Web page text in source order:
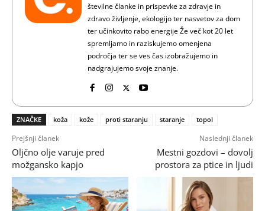
številne članke in prispevke za zdravje in
zdravo življenje, ekologijo ter nasvetov za dom
ter učinkovito rabo energije Že več kot 20 let
spremljamo in raziskujemo omenjena
področja ter se ves čas izobražujemo in
nadgrajujemo svoje znanje.
ZNAČKE koža kože proti staranju staranje topol
Prejšnji članek
Oljčno olje varuje pred
možgansko kapjo
Naslednji članek
Mestni gozdovi – dovolj
prostora za ptice in ljudi